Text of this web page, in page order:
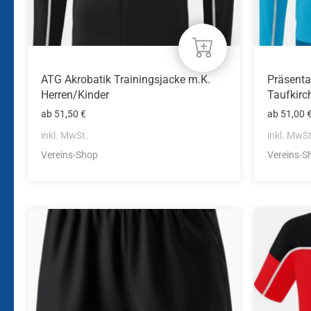
Produktseite
gewählt
werden
ATG Akrobatik Trainingsjacke m.K.
Herren/Kinder
ab 51,50€
inkl. MwSt.
Vereins-Shop
gewählt
werden
ab 51,00€
inkl.
Vereins-
Dieses
Produkt
weist
mehrere
Dieses
Produkt
weist
mehrere
Varianten
auf.
Die